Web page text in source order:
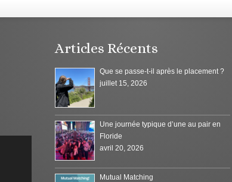
Articles Récents
Que se passe-t-il après le placement ?
juillet 15, 2026
Une journée typique d’une au pair en
Floride
avril 20, 2026
Mutual Matching